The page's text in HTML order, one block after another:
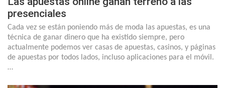
presenciales
Cada vez se están poniendo más de moda las apuestas, es una
técnica de ganar dinero que ha existido siempre, pero
actualmente podemos ver casas de apuestas, casinos, y páginas
de apuestas por todos lados, incluso aplicaciones para el móvil.
…